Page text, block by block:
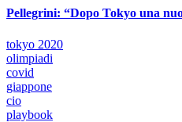
Pellegrini: “Dopo Tokyo una
tokyo 2020
olimpiadi
covid
giappone
cio
playbook